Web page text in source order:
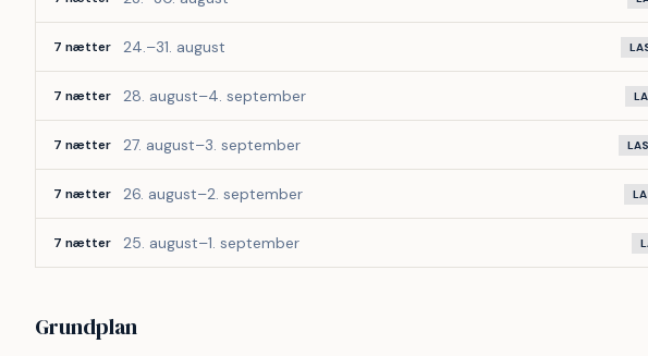
7 nætter 24.–31. august
7 nætter 28. august–4. september
7 nætter 27. august–3. september
7 nætter 26. august–2. september
7 nætter 25. august–1. september
Grundplan